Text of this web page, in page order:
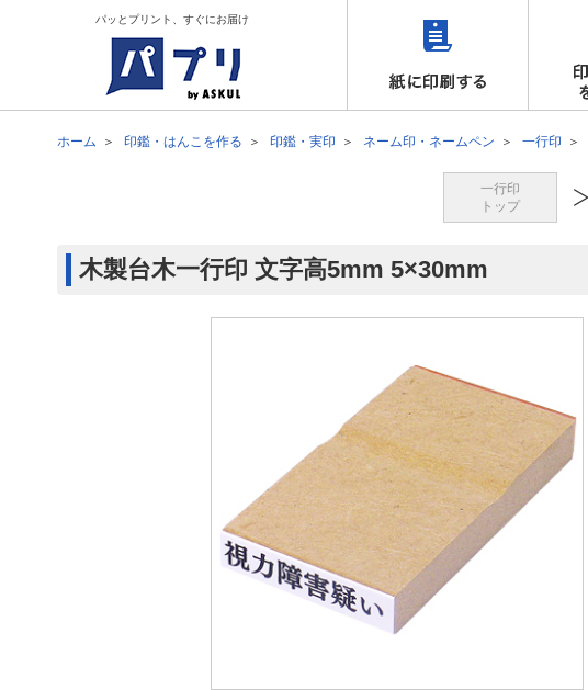
パッとプリント、すぐにお届け
ホーム 印鑑・はんこを作る 印鑑・実印 ネーム印・ネームペン 一行印
一行印
トップ
木製台木一行印 文字高5mm 5×30mm